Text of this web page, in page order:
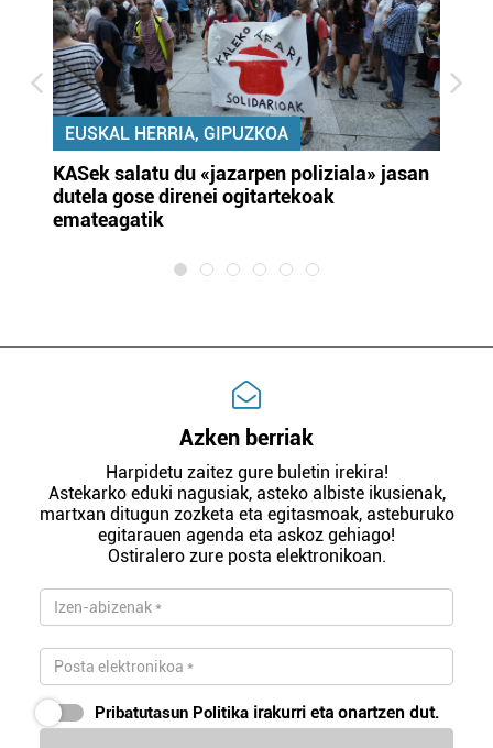
EUSKAL HERRIA, GIPUZKOA
KASek salatu du «jazarpen poliziala» jasan
dutela gose direnei ogitartekoak
emateagatik
Azken berriak
Harpidetu zaitez gure buletin irekira!
Astekarko eduki nagusiak, asteko albiste ikusienak,
martxan ditugun zozketa eta egitasmoak, asteburuko
egitarauen agenda eta askoz gehiago!
Ostiralero zure posta elektronikoan.
Pribatutasun Politika irakurri eta onartzen dut.